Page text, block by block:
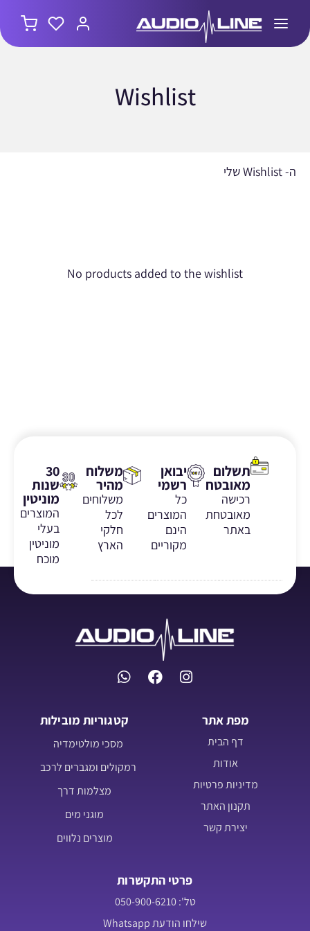
Wishlist
ה- Wishlist שלי
No products added to the wishlist
תשלום
מאובטח
רכישה
מאובטחת
באתר
יבואן
רשמי
כל
המוצרים
הינם
מקוריים
משלוח
מהיר
משלוחים
לכל
חלקי
הארץ
30
שנות
מוניטין
המוצרים
בעלי
מוניטין
מוכח
מפת אתר
דף הבית
אודות
מדיניות פרטיות
תקנון האתר
יצירת קשר
קטגוריות מובילות
מסכי מולטימדיה
רמקולים ומגברים לרכב
מצלמות דרך
מוגני מים
מוצרים נלווים
פרטי התקשרות
טל': 050-900-6210
שילחו הודעת Whatsapp